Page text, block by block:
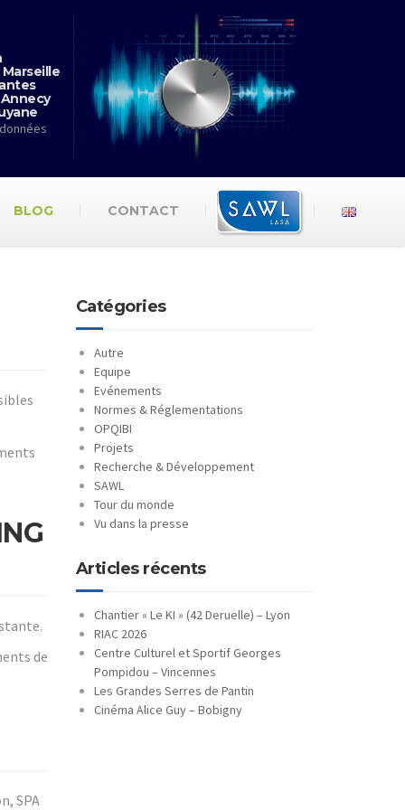
BLOG CONTACT
de
SPA
Catégories
Autre
Equipe
Evénements
Normes & Réglementations
OPQIBI
Projets
Recherche & Développement
SAWL
Tour du monde
Vu dans la presse
Articles récents
Chantier « Le KI » (42 Deruelle) – Lyon
RIAC 2026
Centre Culturel et Sportif Georges
Pompidou – Vincennes
Les Grandes Serres de Pantin
Cinéma Alice Guy – Bobigny